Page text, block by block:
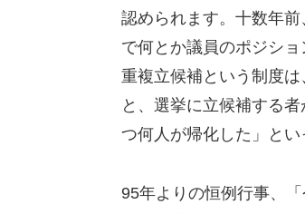
認められます。十数年
で何とか議員のポジシ
重複立候補という制度
と、選挙に立候補する
つ何人が帰化した」と
95年よりの恒例行事、